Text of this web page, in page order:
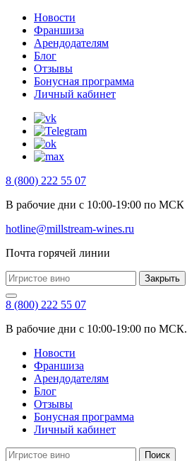
Новости
Франшиза
Арендодателям
Блог
Отзывы
Бонусная программа
Личный кабинет
8 (800) 222 55 07
В рабочие дни с 10:00-19:00 по МСК
hotline@millstream-wines.ru
Почта горячей линии
Закрыть
8 (800) 222 55 07
В рабочие дни с 10:00-19:00 по МСК.
Новости
Франшиза
Арендодателям
Блог
Отзывы
Бонусная программа
Личный кабинет
Поиск